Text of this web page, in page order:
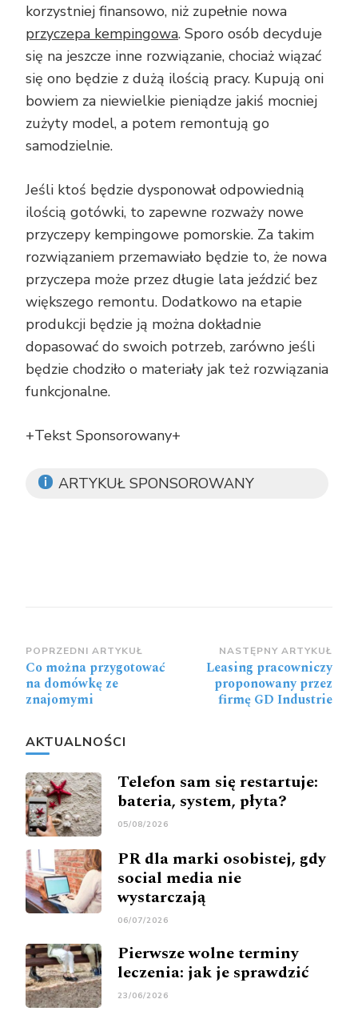
korzystniej finansowo, niż zupełnie nowa
przyczepa kempingowa. Sporo osób decyduje
się na jeszcze inne rozwiązanie, chociaż wiązać
się ono będzie z dużą ilością pracy. Kupują oni
bowiem za niewielkie pieniądze jakiś mocniej
zużyty model, a potem remontują go
samodzielnie.
Jeśli ktoś będzie dysponował odpowiednią
ilością gotówki, to zapewne rozważy nowe
przyczepy kempingowe pomorskie. Za takim
rozwiązaniem przemawiało będzie to, że nowa
przyczepa może przez długie lata jeździć bez
większego remontu. Dodatkowo na etapie
produkcji będzie ją można dokładnie
dopasować do swoich potrzeb, zarówno jeśli
będzie chodziło o materiały jak też rozwiązania
funkcjonalne.
+Tekst Sponsorowany+
ARTYKUŁ SPONSOROWANY
Zobacz
wpisy
POPRZEDNI ARTYKUŁ
Co można przygotować
na domówkę ze
znajomymi
NASTĘPNY ARTYKUŁ
Leasing pracowniczy
proponowany przez
firmę GD Industrie
AKTUALNOŚCI
Telefon sam się restartuje:
bateria, system, płyta?
05/08/2026
PR dla marki osobistej, gdy
social media nie
wystarczają
06/07/2026
Pierwsze wolne terminy
leczenia: jak je sprawdzić
23/06/2026